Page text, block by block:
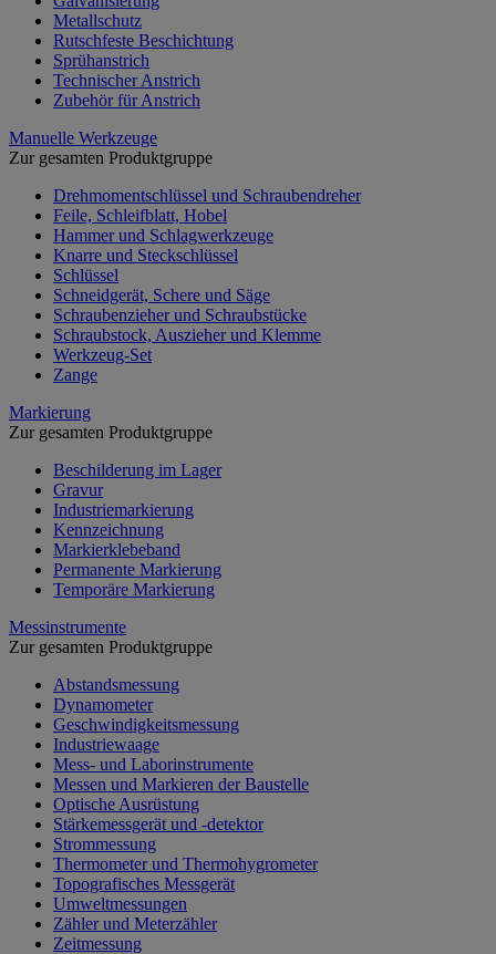
Metallschutz
Rutschfeste Beschichtung
Sprühanstrich
Technischer Anstrich
Zubehör für Anstrich
Manuelle Werkzeuge
Zur gesamten Produktgruppe
Drehmomentschlüssel und Schraubendreher
Feile, Schleifblatt, Hobel
Hammer und Schlagwerkzeuge
Knarre und Steckschlüssel
Schlüssel
Schneidgerät, Schere und Säge
Schraubenzieher und Schraubstücke
Schraubstock, Auszieher und Klemme
Werkzeug-Set
Zange
Markierung
Zur gesamten Produktgruppe
Beschilderung im Lager
Gravur
Industriemarkierung
Kennzeichnung
Markierklebeband
Permanente Markierung
Temporäre Markierung
Messinstrumente
Zur gesamten Produktgruppe
Abstandsmessung
Dynamometer
Geschwindigkeitsmessung
Industriewaage
Mess- und Laborinstrumente
Messen und Markieren der Baustelle
Optische Ausrüstung
Stärkemessgerät und -detektor
Strommessung
Thermometer und Thermohygrometer
Topografisches Messgerät
Umweltmessungen
Zähler und Meterzähler
Zeitmessung